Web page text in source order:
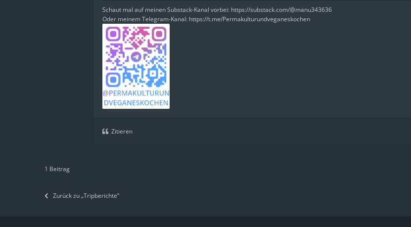
Schaut mal auf meinen Substack-Kanal vorbei: https://substack.com/@manu343636
Oder meinem Telegram-Kanal: https://t.me/Permakulturundveganeskochen
Zitieren
1 Beitrag
Zurück zu „Tripberichte“